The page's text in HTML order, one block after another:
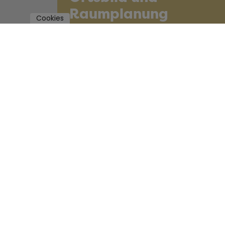
Raumplanung
Cookies